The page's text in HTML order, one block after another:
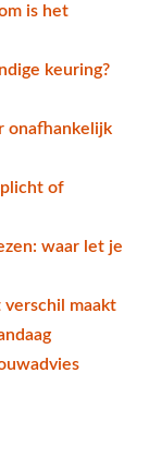
is het
keuring?
onafhankelijk
of
waar let je
maakt